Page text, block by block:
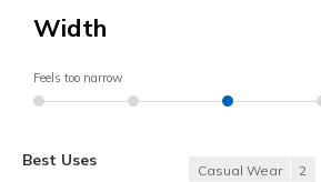
Width
Feels too narrow
Best Uses
Casual Wear 2